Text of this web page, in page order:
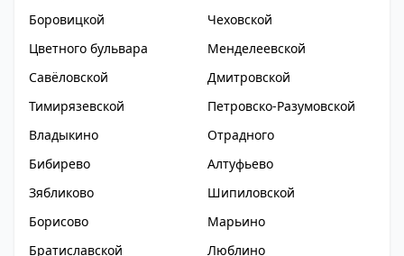
Боровицкой
Чеховской
Цветного бульвара
Менделеевской
Савёловской
Дмитровской
Тимирязевской
Петровско-Разумовской
Владыкино
Отрадного
Бибирево
Алтуфьево
Зябликово
Шипиловской
Борисово
Марьино
Братиславской
Люблино